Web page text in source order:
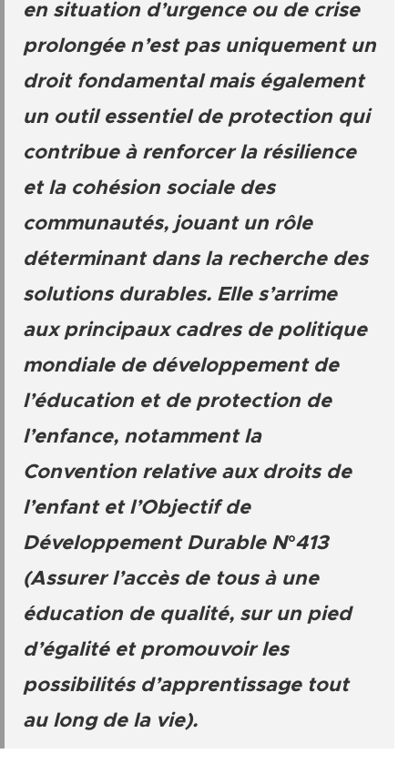
en situation d’urgence ou de crise
prolongée n’est pas uniquement un
droit fondamental mais également
un outil essentiel de protection qui
contribue à renforcer la résilience
et la cohésion sociale des
communautés, jouant un rôle
déterminant dans la recherche des
solutions durables. Elle s’arrime
aux principaux cadres de politique
mondiale de développement de
l’éducation et de protection de
l’enfance, notamment la
Convention relative aux droits de
l’enfant et l’Objectif de
Développement Durable N°413
(Assurer l’accès de tous à une
éducation de qualité, sur un pied
d’égalité et promouvoir les
possibilités d’apprentissage tout
au long de la vie).